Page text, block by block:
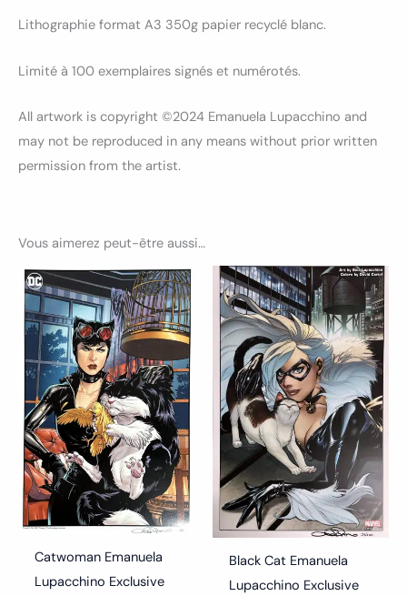
Lithographie format A3 350g papier recyclé blanc.
Limité à 100 exemplaires signés et numérotés.
All artwork is copyright ©2024 Emanuela Lupacchino and
may not be reproduced in any means without prior written
permission from the artist.
Vous aimerez peut-être aussi…
Catwoman Emanuela
Lupacchino Exclusive
Black Cat Emanuela
Lupacchino Exclusive